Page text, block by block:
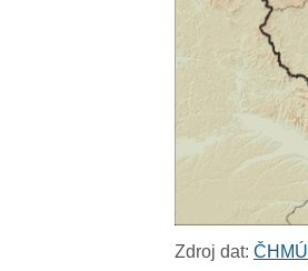
Zdroj dat:ČHMÚ